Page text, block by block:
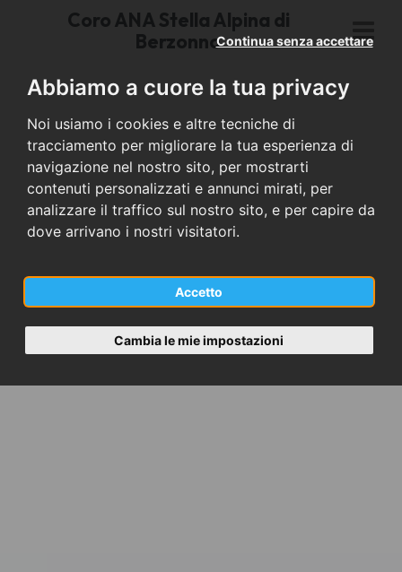
Abbiamo a cuore la tua privacy
Noi usiamo i cookies e altre tecniche di
tracciamento per migliorare la tua esperienza di
navigazione nel nostro sito, per mostrarti
contenuti personalizzati e annunci mirati, per
analizzare il traffico sul nostro sito, e per capire da
dove arrivano i nostri visitatori.
Accetto
Continua senza accettare
Cambia le mie impostazioni
Coro ANA Stella Alpina di
Berzonno